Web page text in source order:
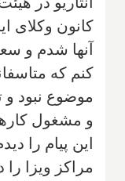
کانون وکلای
آنها شدم و
کنم که
موضوع نبود و
و مشغول
این پیام را
مراکز ویزا را